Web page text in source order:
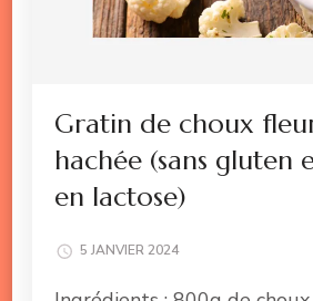
Gratin de choux
hachée (sans gluten
en lactose)
5 JANVIER 2024